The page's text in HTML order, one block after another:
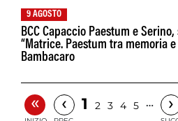
9 AGOSTO
BCC Capaccio Paestum e
“Matrice. Paestum tra memoria
Bambacaro
« ‹ 1 2 3 4 5 … ›